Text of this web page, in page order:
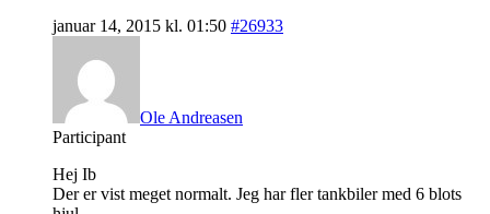
januar 14, 2015 kl. 01:50 #26933
Ole Andreasen
Participant
Hej Ib
Der er vist meget normalt. Jeg har fler tankbiler med 6 blots